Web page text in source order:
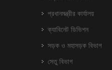
প্রধানমন্ত্রীর কার্যালয়
ক্যাবিনেট ডিভিশন
সড়ক ও মহাসড়ক বিভাগ
সেতু বিভাগ